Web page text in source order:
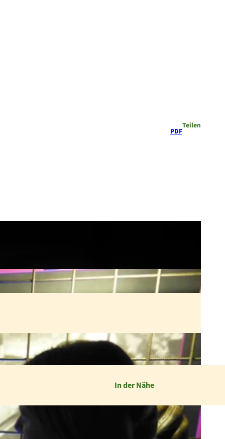
PDF
Teilen
In der Nähe